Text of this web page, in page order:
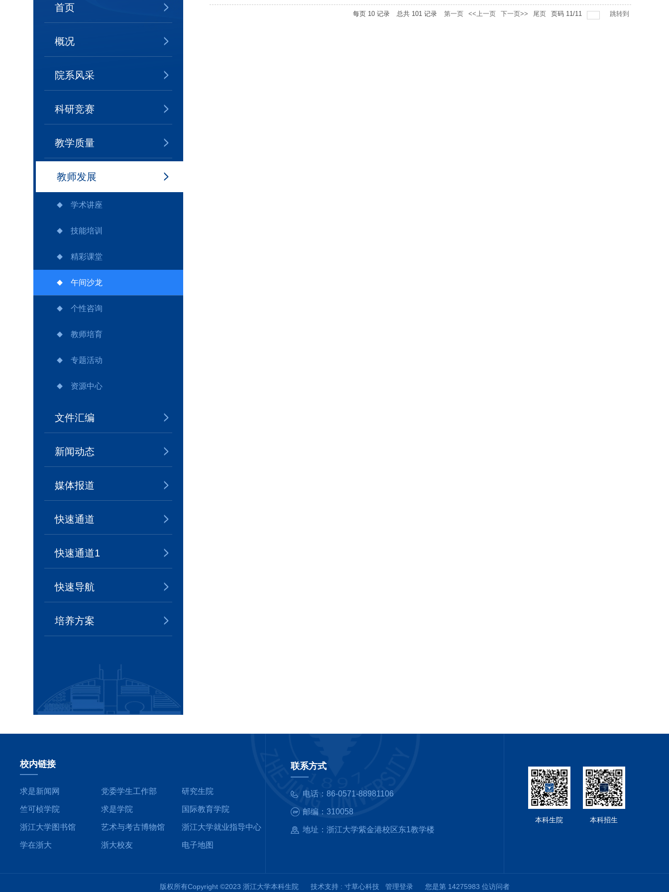
首页
概况
院系风采
科研竞赛
教学质量
教师发展
学术讲座
技能培训
精彩课堂
午间沙龙
个性咨询
教师培育
专题活动
资源中心
文件汇编
新闻动态
媒体报道
快速通道
快速通道1
快速导航
培养方案
每页 10记录 总共 101 记录 第一页 <<上一页 下一页>> 尾页 页码 11 /11 跳转到
校内链接
求是新闻网 党委学生工作部 研究生院
竺可桢学院 求是学院 国际教育学院
浙江大学图书馆 艺术与考古博物馆 浙江大学就业指导中心
学在浙大 浙大校友 电子地图
联系方式
电话：86-0571-88981106
邮编：310058
地址：浙江大学紫金港校区东1教学楼
本科生院 本科招生
版权所有Copyright ©2023 浙江大学本科生院 技术支持 : 寸草心科技 管理登录 您是第 14275983 位访问者